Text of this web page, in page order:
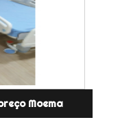
Moema